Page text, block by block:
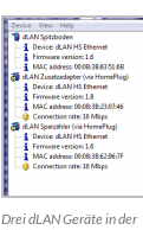
Drei dLAN Geräte in der